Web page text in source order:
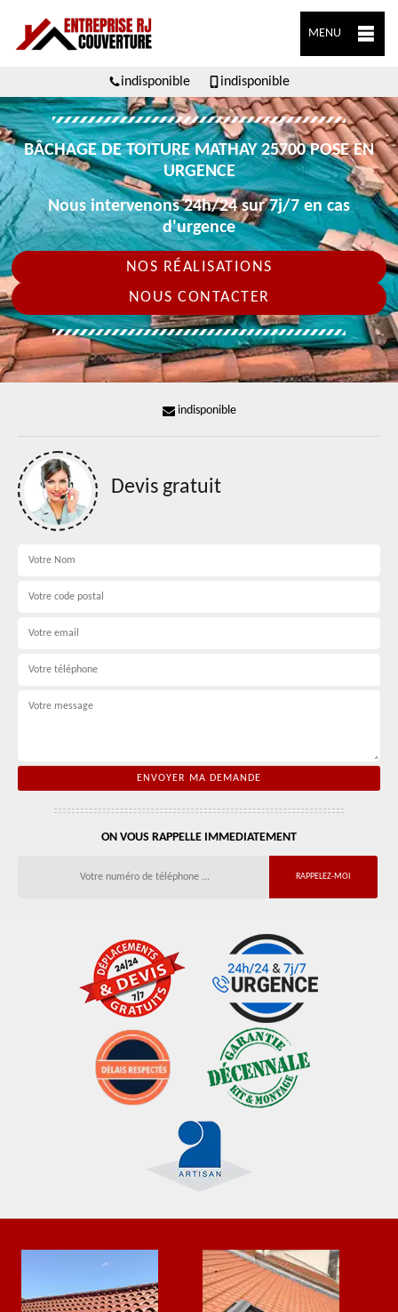
MENU
indisponible indisponible
BÂCHAGE DE TOITURE MATHAY 25700 POSE EN
URGENCE
Nous intervenons 24h/24 sur 7j/7 en cas
d'urgence
NOS RÉALISATIONS
NOUS CONTACTER
indisponible
Devis gratuit
ON VOUS RAPPELLE IMMEDIATEMENT